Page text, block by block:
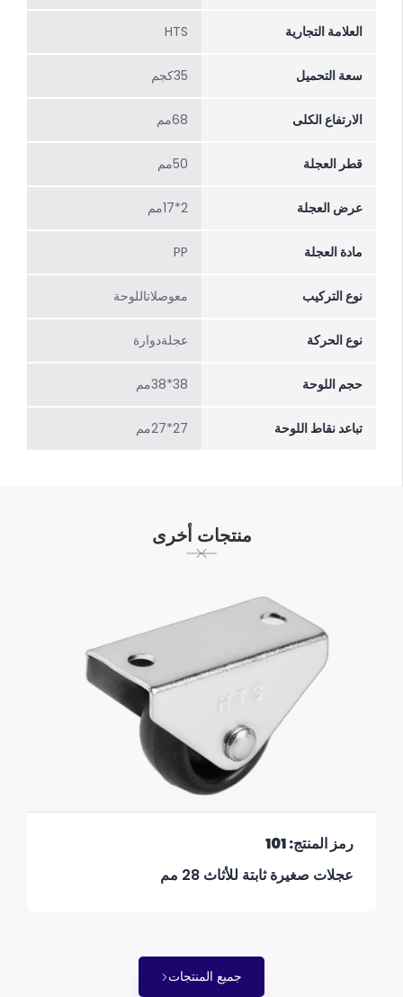
العلامة التجارية HTS
سعة التحميل 35كجم
الارتفاع الکلی 68مم
قطر العجلة 50مم
عرض العجلة 2*17مم
مادة العجلة PP
نوع التركيب معوصلاتاللوحة
نوع الحركة عجلةدوارة
حجم اللوحة 38*38مم
تباعد نقاط اللوحة 27*27مم
منتجات أخرى
رمز المنتج: 101
عجلات صغيرة ثابتة للأثاث 28 مم
جميع المنتجات